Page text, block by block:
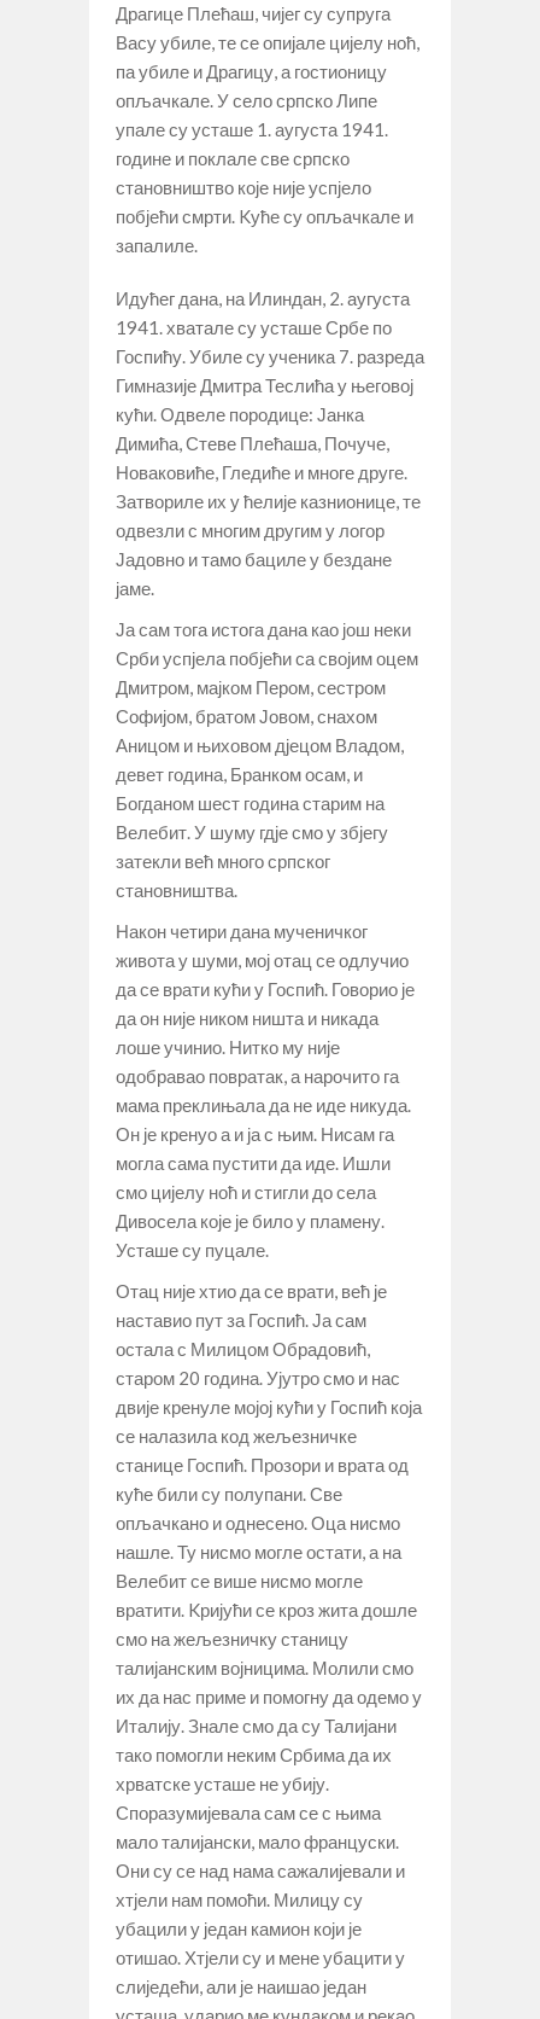
Драгице Плећаш, чијег су супруга
Васу убиле, те се опијале цијелу ноћ,
па убиле и Драгицу, а гостионицу
опљачкале. У село српско Липе
упале су усташе 1. аугуста 1941.
године и поклале све српско
становништво које није успјело
побјећи смрти. Kуће су опљачкале и
запалиле.
Идућег дана, на Илиндан, 2. аугуста
1941. хватале су усташе Србе по
Госпићу. Убиле су ученика 7. разреда
Гимназије Дмитра Теслића у његовој
кући. Одвеле породице: Јанка
Димића, Стеве Плећаша, Почуче,
Новаковиће, Гледиће и многе друге.
Затвориле их у ћелије казнионице, те
одвезли с многим другим у логор
Јадовно и тамо бациле у бездане
јаме.
Ја сам тога истога дана као још неки
Срби успјела побјећи са својим оцем
Дмитром, мајком Пером, сестром
Софијом, братом Јовом, снахом
Аницом и њиховом дјецом Владом,
девет година, Бранком осам, и
Богданом шест година старим на
Велебит. У шуму гдје смо у збјегу
затекли већ много српског
становништва.
Након четири дана мученичког
живота у шуми, мој отац се одлучио
да се врати кући у Госпић. Говорио је
да он није ником ништа и никада
лоше учинио. Нитко му није
одобравао повратак, а нарочито га
мама преклињала да не иде никуда.
Он је кренуо а и ја с њим. Нисам га
могла сама пустити да иде. Ишли
смо цијелу ноћ и стигли до села
Дивосела које је било у пламену.
Усташе су пуцале.
Отац није хтио да се врати, већ је
наставио пут за Госпић. Ја сам
остала с Милицом Обрадовић,
старом 20 година. Ујутро смо и нас
двије кренуле мојој кући у Госпић која
се налазила код жељезничке
станице Госпић. Прозори и врата од
куће били су полупани. Све
опљачкано и однесено. Оца нисмо
нашле. Ту нисмо могле остати, а на
Велебит се више нисмо могле
вратити. Kријући се кроз жита дошле
смо на жељезничку станицу
талијанским војницима. Молили смо
их да нас приме и помогну да одемо у
Италију. Знале смо да су Талијани
тако помогли неким Србима да их
хрватске усташе не убију.
Споразумијевала сам се с њима
мало талијански, мало француски.
Они су се над нама сажалијевали и
хтјели нам помоћи. Милицу су
убацили у један камион који је
отишао. Хтјели су и мене убацити у
слиједећи, али је наишао један